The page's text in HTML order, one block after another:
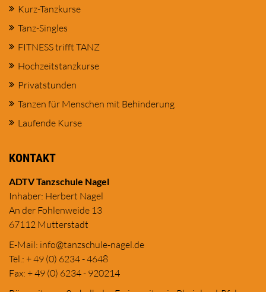
Kurz-Tanzkurse
Tanz-Singles
FITNESS trifft TANZ
Hochzeitstanzkurse
Privatstunden
Tanzen für Menschen mit Behinderung
Laufende Kurse
KONTAKT
ADTV Tanzschule Nagel
Inhaber: Herbert Nagel
An der Fohlenweide 13
67112 Mutterstadt
E-Mail: info@tanzschule-nagel.de
Tel.: + 49 (0) 6234 - 4648
Fax: + 49 (0) 6234 - 920214